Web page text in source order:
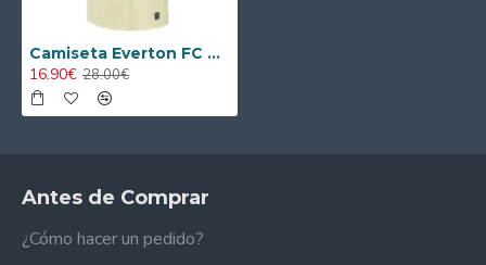
Camiseta Everton FC Segunda Equipación 2025/2026 Beige
16.90€ 28.00€
Antes de Comprar
¿Cómo hacer un pedido?